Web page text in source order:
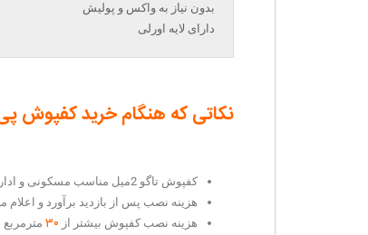
بدون نیاز به واکس و پولیش
دارای لایه اورلی
نکاتی که هنگام خرید کفپوش
کفپوش تاگو 2میل مناسب مسکونی و اداری کم تردد می باشد.
هزینه نصب پس از بازدید برآورد و اعلام
هزینه نصب کفپوش بیشتر از ۳۰